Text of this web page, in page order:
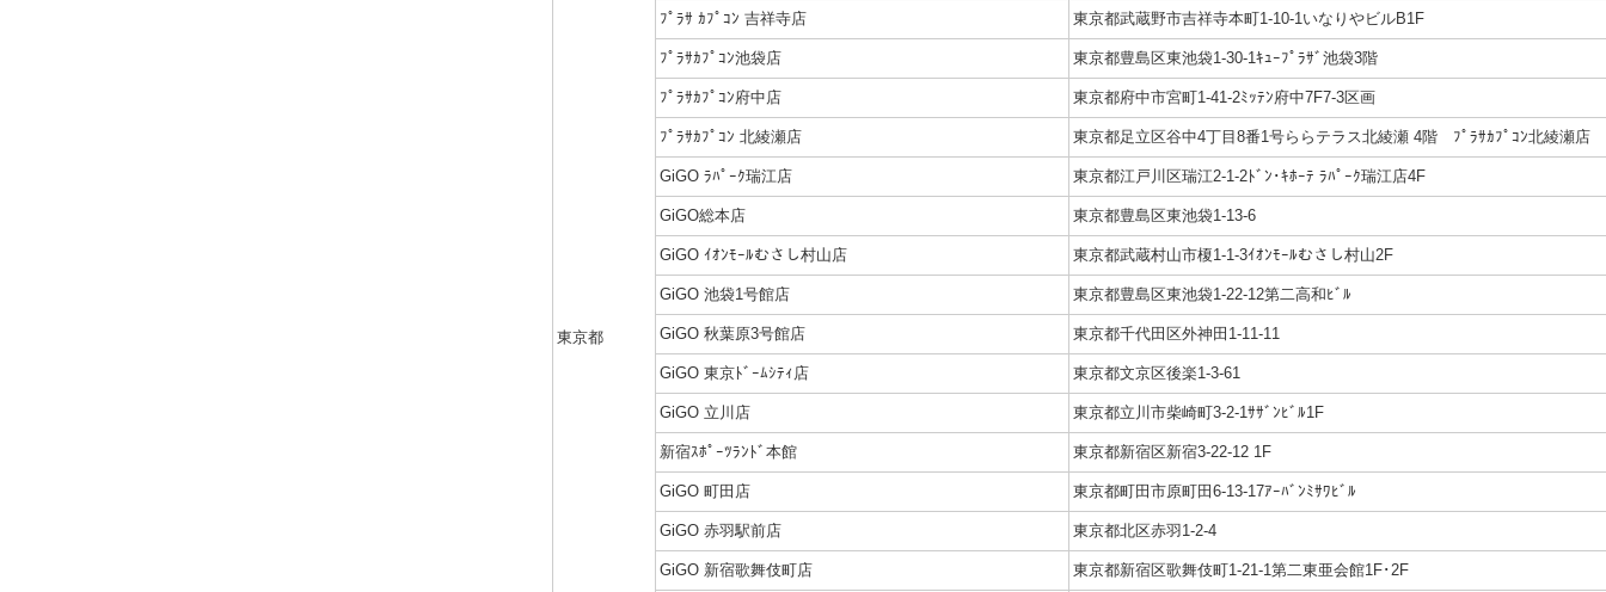
東京都
ﾌﾟﾗｻ ｶﾌﾟｺﾝ 吉祥寺店 東京都武蔵野市吉祥寺本町1-10-1いなりやビルB1F
ﾌﾟﾗｻｶﾌﾟｺﾝ池袋店 東京都豊島区東池袋1-30-1ｷｭｰﾌﾟﾗｻﾞ池袋3階
ﾌﾟﾗｻｶﾌﾟｺﾝ府中店 東京都府中市宮町1-41-2ﾐｯﾃﾝ府中7F7-3区画
ﾌﾟﾗｻｶﾌﾟｺﾝ 北綾瀬店 東京都足立区谷中4丁目8番1号ららテラス北綾瀬 4階 ﾌﾟﾗｻｶﾌﾟｺﾝ北綾瀬店
GiGO ﾗﾊﾟｰｸ瑞江店 東京都江戸川区瑞江2-1-2ﾄﾞﾝ･ｷﾎｰﾃ ﾗﾊﾟｰｸ瑞江店4F
GiGO総本店 東京都豊島区東池袋1-13-6
GiGO ｲｵﾝﾓｰﾙむさし村山店 東京都武蔵村山市榎1-1-3ｲｵﾝﾓｰﾙむさし村山2F
GiGO 池袋1号館店 東京都豊島区東池袋1-22-12第二高和ﾋﾞﾙ
GiGO 秋葉原3号館店 東京都千代田区外神田1-11-11
GiGO 東京ﾄﾞｰﾑｼﾃｨ店 東京都文京区後楽1-3-61
GiGO 立川店 東京都立川市柴崎町3-2-1ｻｻﾞﾝﾋﾞﾙ1F
新宿ｽﾎﾟｰﾂﾗﾝﾄﾞ本館 東京都新宿区新宿3-22-12 1F
GiGO 町田店 東京都町田市原町田6-13-17ｱｰﾊﾞﾝﾐｻﾜﾋﾞﾙ
GiGO 赤羽駅前店 東京都北区赤羽1-2-4
GiGO 新宿歌舞伎町店 東京都新宿区歌舞伎町1-21-1第二東亜会館1F･2F